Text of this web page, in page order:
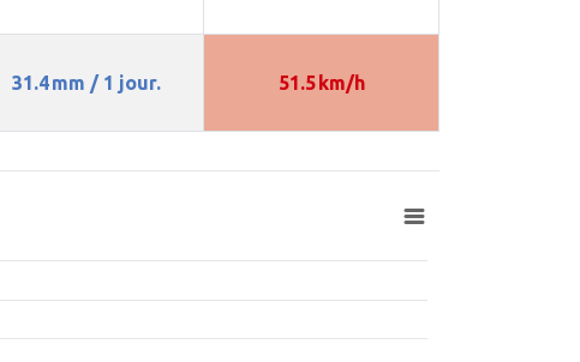
31.4 mm / 1 jour. 51.5 km/h